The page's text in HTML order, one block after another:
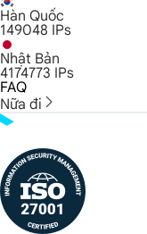
Hàn Quốc
149048 IPs
Nhật Bản
4174773 IPs
FAQ
Nữa đi